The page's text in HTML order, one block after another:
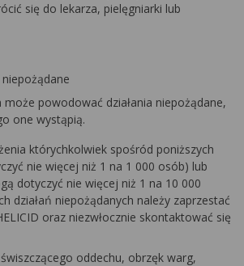
się do lekarza, pielęgniarki lub
może powodować działania niepożądane,
one wystąpią.
którychkolwiek spośród poniższych
nie więcej niż 1 na 1 000 osób) lub
dotyczyć nie więcej niż 1 na 10 000
działań niepożądanych należy zaprzestać
oraz niezwłocznie skontaktować się
oddechu, obrzęk warg,